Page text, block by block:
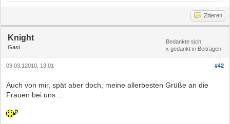
Zitieren
Knight
Gast
Bedankte sich:
x gedankt in Beiträgen
#42
09.03.12010, 13:01
Auch von mir, spät aber doch, meine allerbesten Grüße an die
Frauen bei uns ...